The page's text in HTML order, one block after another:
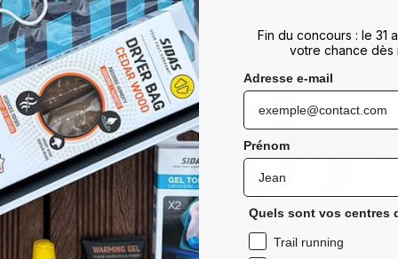
randonnée -
randonnée -
Fin du concours : le 31
votre chance dès
Adresse e-mail
Prénom
Quels sont vos centres
Trail running